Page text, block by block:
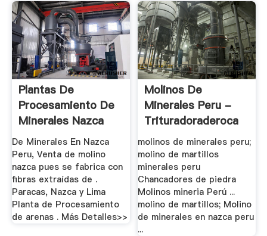
Plantas De
Procesamiento De
Minerales Nazca
Con .
De Minerales En Nazca
Peru, Venta de molino
nazca pues se fabrica con
fibras extraídas de .
Paracas, Nazca y Lima
Planta de Procesamiento
de arenas . Más Detalles>>
Molinos De
Minerales Peru -
Trituradoraderoca
molinos de minerales peru;
molino de martillos
minerales peru
Chancadores de piedra
Molinos mineria Perú ...
molino de martillos; Molino
de minerales en nazca peru
...